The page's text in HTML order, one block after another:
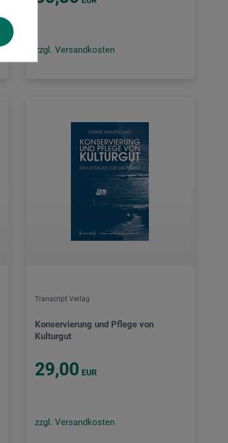
zzgl. Versandkosten
Transcript Verlag
Konservierung und Pflege von
Kulturgut
29,00 EUR
zzgl. Versandkosten